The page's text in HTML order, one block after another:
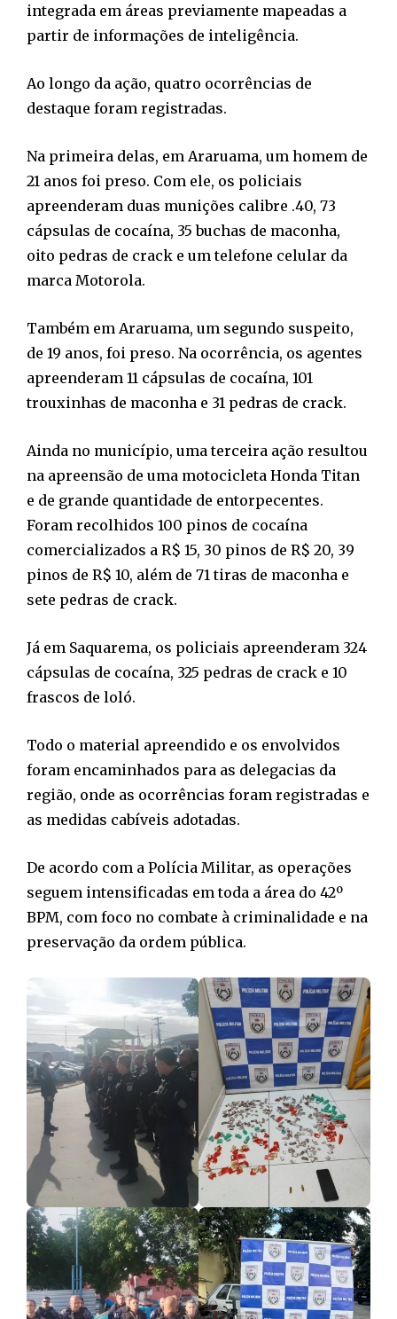
integrada em áreas previamente mapeadas a
partir de informações de inteligência.
Ao longo da ação, quatro ocorrências de
destaque foram registradas.
Na primeira delas, em Araruama, um homem de
21 anos foi preso. Com ele, os policiais
apreenderam duas munições calibre .40, 73
cápsulas de cocaína, 35 buchas de maconha,
oito pedras de crack e um telefone celular da
marca Motorola.
Também em Araruama, um segundo suspeito,
de 19 anos, foi preso. Na ocorrência, os agentes
apreenderam 11 cápsulas de cocaína, 101
trouxinhas de maconha e 31 pedras de crack.
Ainda no município, uma terceira ação resultou
na apreensão de uma motocicleta Honda Titan
e de grande quantidade de entorpecentes.
Foram recolhidos 100 pinos de cocaína
comercializados a R$ 15, 30 pinos de R$ 20, 39
pinos de R$ 10, além de 71 tiras de maconha e
sete pedras de crack.
Já em Saquarema, os policiais apreenderam 324
cápsulas de cocaína, 325 pedras de crack e 10
frascos de loló.
Todo o material apreendido e os envolvidos
foram encaminhados para as delegacias da
região, onde as ocorrências foram registradas e
as medidas cabíveis adotadas.
De acordo com a Polícia Militar, as operações
seguem intensificadas em toda a área do 42º
BPM, com foco no combate à criminalidade e na
preservação da ordem pública.